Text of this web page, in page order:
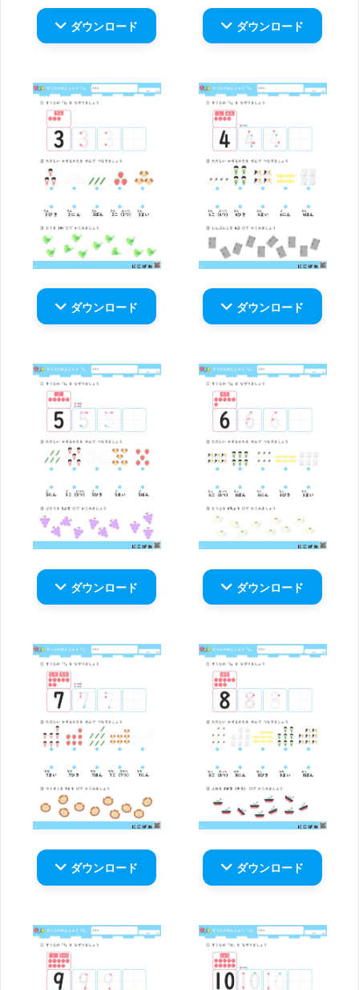
ダウンロード ダウンロード
ダウンロード ダウンロード
ダウンロード ダウンロード
ダウンロード ダウンロード